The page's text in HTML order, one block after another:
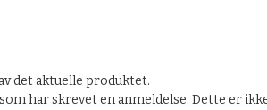
det aktuelle produktet.
har skrevet en anmeldelse. Dette er